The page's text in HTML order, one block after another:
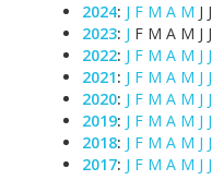
2024: J F M A M J J
2023: J F M A M J J
2022: J F M A M J J
2021: J F M A M J J
2020: J F M A M J J
2019: J F M A M J J
2018: J F M A M J J
2017: J F M A M J J